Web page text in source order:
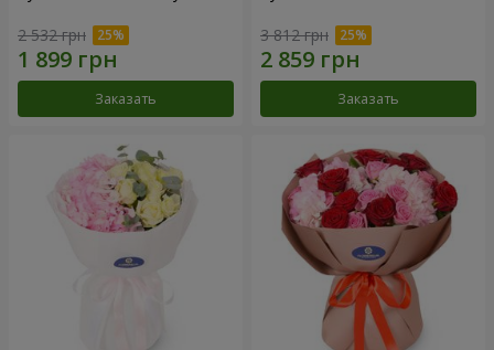
2 532 грн
Заказать
3 812 грн
Заказать